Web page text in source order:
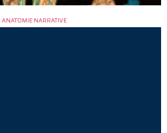
ANATOMIE NARRATIVE